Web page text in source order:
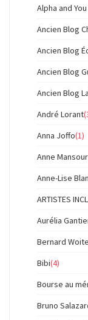
Alpha and
Ancien Blog
Ancien Blog
Ancien Blog
Ancien Blog
André Lorant
Anna Joffo(1)
Anne
Anne-Lise
ARTISTES
Aurélia
Bernard
Bibi(4)
Bourse au
Bruno